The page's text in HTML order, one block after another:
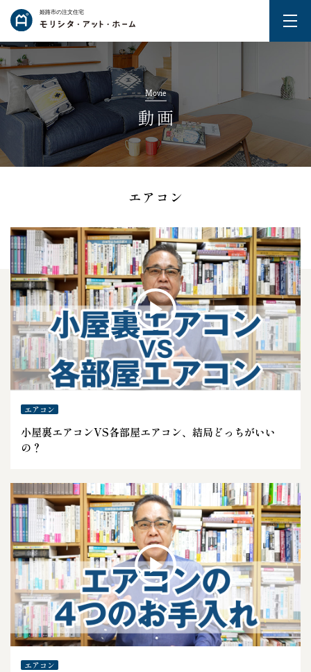
姫路市の注文住宅
Movie
動画
エアコン
エアコン
小屋裏エアコンVS各部屋エアコン、結局どっちがいい
の？
エアコン